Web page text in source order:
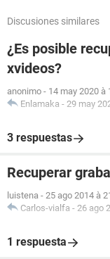
Discusiones similares
¿Es posible
xvideos?
anonimo - 14 may 2020 à
Enlamaka - 29 may
3 respuestas
Recuperar
luistena - 25 ago 2014 à
Carlos-vialfa - 26 ago
1 respuesta